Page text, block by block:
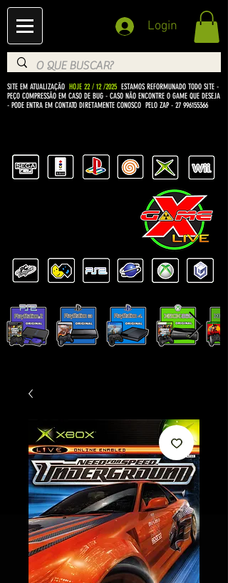
Login
SITE EM ATUALIZAÇÃO HOJE 22 / 12 /2025 ESTAMOS REFORMUNADO TODO SITE -
PEÇO COMPRESSÃO EM CASO DE BUG - CASO NÃO ENCONTRE O GAME QUE DESEJA
- PODE ENTRA EM CONTATO DIRETAMENTE CONOSCO PELO ZAP - 27 996155366